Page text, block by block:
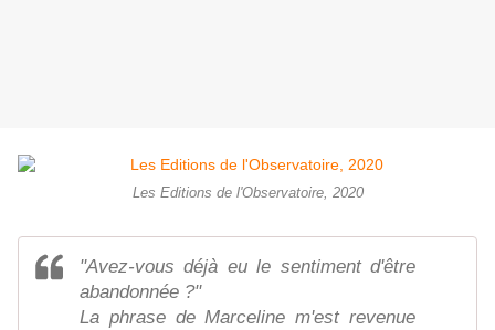
Les Editions de l'Observatoire, 2020
"Avez-vous déjà eu le sentiment d'être
abandonnée ?"
La phrase de Marceline m'est revenue